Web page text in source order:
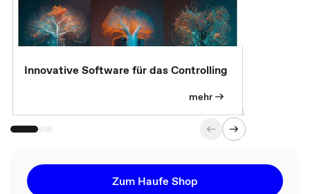
Innovative Software für das Controlling
mehr
Zum Haufe Shop